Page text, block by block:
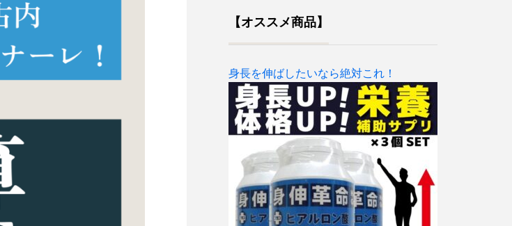
【オススメ商品】
身長を伸ばしたいなら絶対これ！